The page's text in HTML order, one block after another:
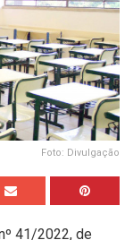
Foto: Divulgação
41/2022, de